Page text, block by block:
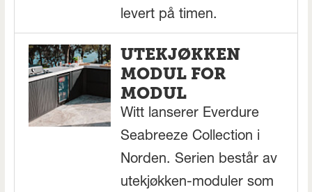
levert på timen.
UTEKJØKKEN
MODUL FOR
MODUL
Witt lanserer Everdure
Seabreeze Collection i
Norden. Serien består av
utekjøkken-moduler som